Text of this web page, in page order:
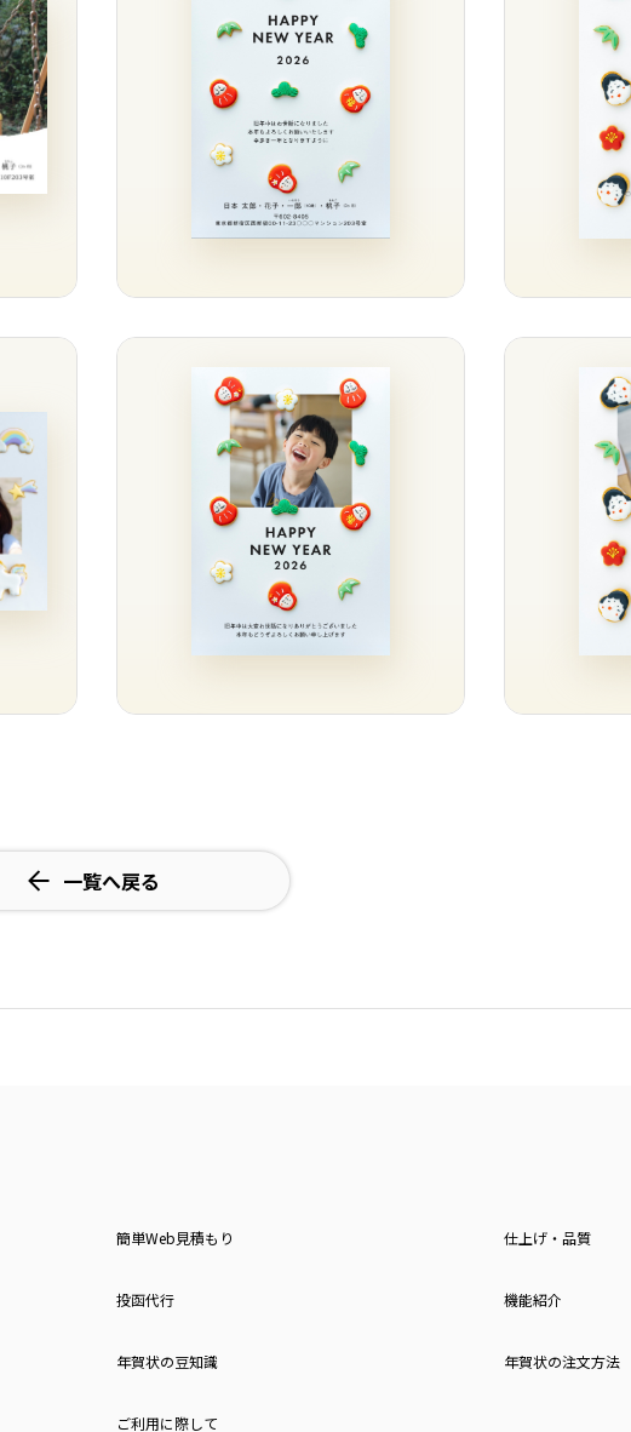
一覧へ戻る
簡単Web見積もり 仕上げ・品質
投函代行 機能紹介
年賀状の豆知識 年賀状の注文方法
ご利用に際して